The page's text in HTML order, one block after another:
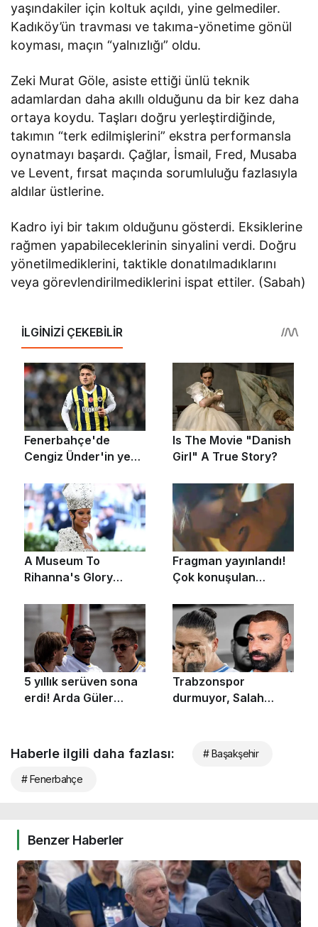
yaşındakiler için koltuk açıldı, yine gelmediler.
Kadıköy’ün travması ve takıma-yönetime gönül
koyması, maçın “yalnızlığı” oldu.
Zeki Murat Göle, asiste ettiği ünlü teknik
adamlardan daha akıllı olduğunu da bir kez daha
ortaya koydu. Taşları doğru yerleştirdiğinde,
takımın “terk edilmişlerini” ekstra performansla
oynatmayı başardı. Çağlar, İsmail, Fred, Musaba
ve Levent, fırsat maçında sorumluluğu fazlasıyla
aldılar üstlerine.
Kadro iyi bir takım olduğunu gösterdi. Eksiklerine
rağmen yapabileceklerinin sinyalini verdi. Doğru
yönetilmediklerini, taktikle donatılmadıklarını
veya görevlendirilmediklerini ispat ettiler. (Sabah)
Haberle ilgili daha fazlası: # Başakşehir
# Fenerbahçe
Benzer Haberler